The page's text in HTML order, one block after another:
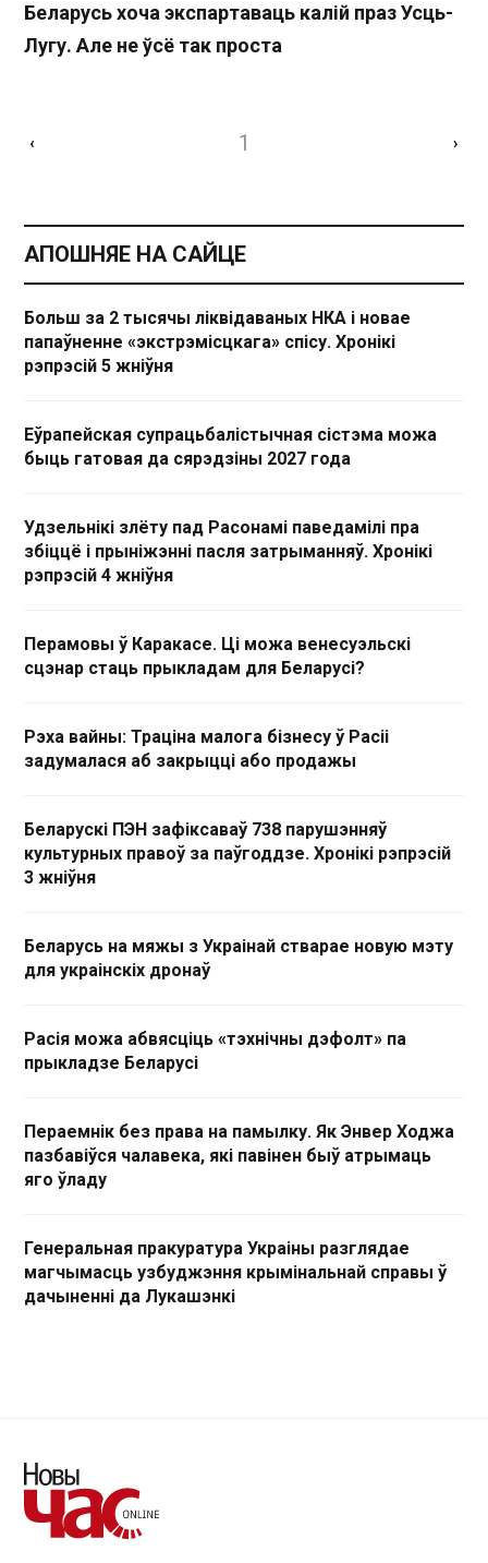
Беларусь хоча экспартаваць калій праз Усць-
Лугу. Але не ўсё так проста
‹ 1 ›
АПОШНЯЕ НА САЙЦЕ
Больш за 2 тысячы ліквідаваных НКА і новае
папаўненне «экстрэмісцкага» спісу. Хронікі
рэпрэсій 5 жніўня
Еўрапейская супрацьбалістычная сістэма можа
быць гатовая да сярэдзіны 2027 года
Удзельнікі злёту пад Расонамі паведамілі пра
збіццё і прыніжэнні пасля затрыманняў. Хронікі
рэпрэсій 4 жніўня
Перамовы ў Каракасе. Ці можа венесуэльскі
сцэнар стаць прыкладам для Беларусі?
Рэха вайны: Траціна малога бізнесу ў Расіі
задумалася аб закрыцці або продажы
Беларускі ПЭН зафіксаваў 738 парушэнняў
культурных правоў за паўгоддзе. Хронікі рэпрэсій
3 жніўня
Беларусь на мяжы з Украінай стварае новую мэту
для украінскіх дронаў
Расія можа абвясціць «тэхнічны дэфолт» па
прыкладзе Беларусі
Пераемнік без права на памылку. Як Энвер Ходжа
пазбавіўся чалавека, які павінен быў атрымаць
яго ўладу
Генеральная пракуратура Украіны разглядае
магчымасць узбуджэння крымінальнай справы ў
дачыненні да Лукашэнкі